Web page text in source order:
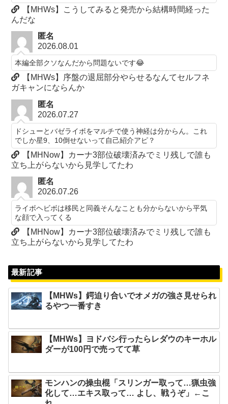
【MHWs】こうしてみると発売から結構時間経った
んだな
匿名
2026.08.01
本編全部クソなんだから問題ないです😂
【MHWs】序盤の退屈部分やらせるなんてセルフネ
ガキャンにならんか
匿名
2026.07.27
ドシューとバゼライボをマルチで使う神経は分からん。これ
でしか星9、10倒せないって自己紹介アピ？
【MHNow】カーナ3部位破壊済みでミリ残しで誰も
立ち上がらないから見学してたわ
匿名
2026.07.26
ライボヘビボは移民と同義そんなことも分からないから平気
な顔で入ってくる
【MHNow】カーナ3部位破壊済みでミリ残しで誰も
立ち上がらないから見学してたわ
最新記事
【MHWs】鍔迫り合いでオメガの強さ見せられ
るやつ一番すき
【MHWs】ヨドバシ行ったらレダウのキーホル
ダーが100円で売ってて草
モンハンの操虫棍「スリンガー取って…猟虫強
化して…エキス取って… よし、戦うぞ」←こ